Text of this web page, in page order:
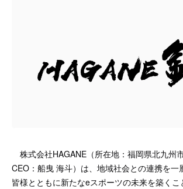
株式会社HAGANE（所在地：福岡県北九州
CEO：船曳 海斗）は、地域社会との連携を一
皆様とともに新たなeスポーツの未来を築く